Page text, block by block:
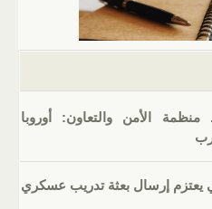
p
منظمة الأمن والتعاون: أوروبا
يعتزم إرسال بعثة تدريب عسكري